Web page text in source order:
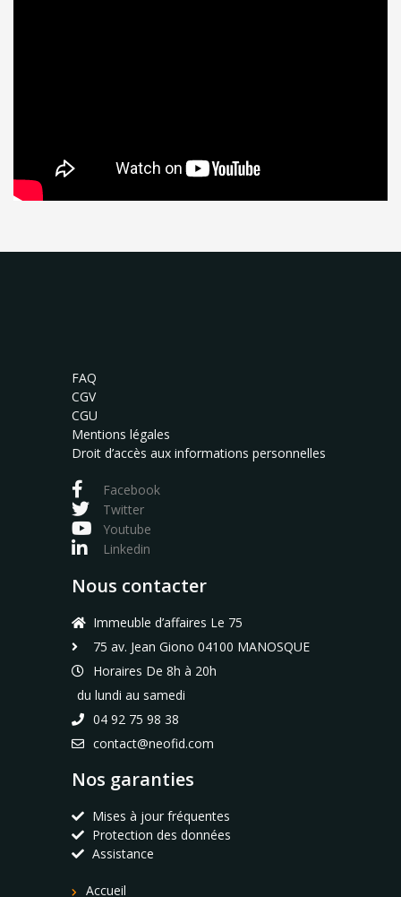
FAQ
CGV
CGU
Mentions légales
Droit d’accès aux informations personnelles
Facebook
Twitter
Youtube
Linkedin
Nous contacter
Immeuble d’affaires Le 75
75 av. Jean Giono 04100 MANOSQUE
Horaires De 8h à 20h
du lundi au samedi
04 92 75 98 38
contact@neofid.com
Nos garanties
Mises à jour fréquentes
Protection des données
Assistance
Accueil